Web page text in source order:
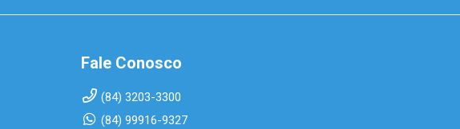
Fale Conosco
(84) 3203-3300
(84) 99916-9327